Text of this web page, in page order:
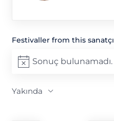
Festivaller from this sanatçı
Notice
Sonuç bulunamadı.
Yakında